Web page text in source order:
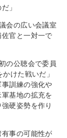
」
会の広い会議室
官と一対一で
の公聴会で委員
けた戦いだ」
訓練の強化や
基地の拡充を
硬姿勢を作り
事の可能性が